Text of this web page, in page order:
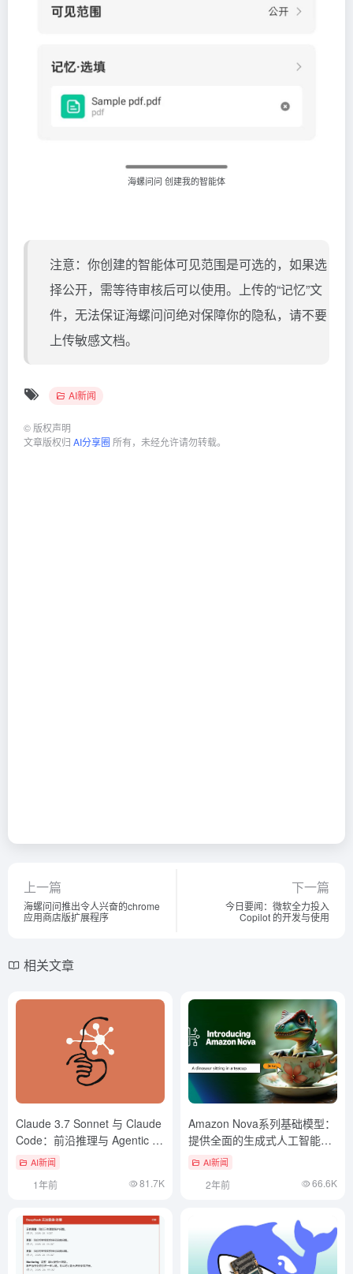
海螺问问 创建我的智能体
注意：你创建的智能体可见范围是可选的，如果选
择公开，需等待审核后可以使用。上传的“记忆”文
件，无法保证海螺问问绝对保障你的隐私，请不要
上传敏感文档。
AI新闻
© 版权声明
文章版权归 AI分享圈 所有，未经允许请勿转载。
上一篇
海螺问问推出令人兴奋的chrome
应用商店版扩展程序
下一篇
今日要闻：微软全力投入
Copilot 的开发与使用
相关文章
Claude 3.7 Sonnet 与 Claude
Code：前沿推理与 Agentic 编
码的结合
AI新闻
1年前 81.7K
Amazon Nova系列基础模型：
提供全面的生成式人工智能
（Gen AI）服务
AI新闻
2年前 66.6K